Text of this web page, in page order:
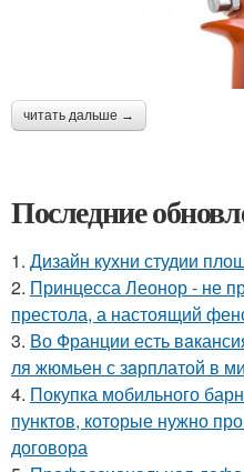
читать дальше →
Последние
1. Дизайн кухни студии
2. Принцесса Леонор - не
престола, а настоящий
3. Во Франции есть
ля жюмьен с зaрплатой в
4. Покупка мобильного
пунктов, которые нужно
договора